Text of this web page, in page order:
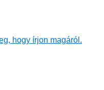
hogy írjon magáról.